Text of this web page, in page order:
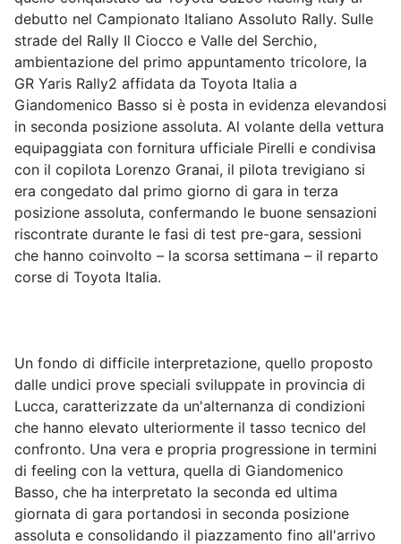
debutto nel Campionato Italiano Assoluto Rally. Sulle
strade del Rally Il Ciocco e Valle del Serchio,
ambientazione del primo appuntamento tricolore, la
GR Yaris Rally2 affidata da Toyota Italia a
Giandomenico Basso si è posta in evidenza elevandosi
in seconda posizione assoluta. Al volante della vettura
equipaggiata con fornitura ufficiale Pirelli e condivisa
con il copilota Lorenzo Granai, il pilota trevigiano si
era congedato dal primo giorno di gara in terza
posizione assoluta, confermando le buone sensazioni
riscontrate durante le fasi di test pre-gara, sessioni
che hanno coinvolto – la scorsa settimana – il reparto
corse di Toyota Italia.
Un fondo di difficile interpretazione, quello proposto
dalle undici prove speciali sviluppate in provincia di
Lucca, caratterizzate da un'alternanza di condizioni
che hanno elevato ulteriormente il tasso tecnico del
confronto. Una vera e propria progressione in termini
di feeling con la vettura, quella di Giandomenico
Basso, che ha interpretato la seconda ed ultima
giornata di gara portandosi in seconda posizione
assoluta e consolidando il piazzamento fino all'arrivo